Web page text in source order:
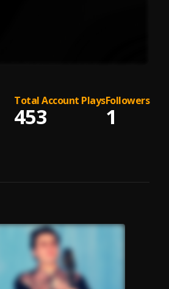
Total Account Plays
453
Followers
1